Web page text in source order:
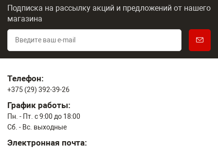
Подписка на рассылку акций и предложений от нашего
магазина
Телефон:
+375 (29) 392-39-26
График работы:
Пн. - Пт. с 9:00 до 18:00
Сб. - Вс. выходные
Электронная почта: